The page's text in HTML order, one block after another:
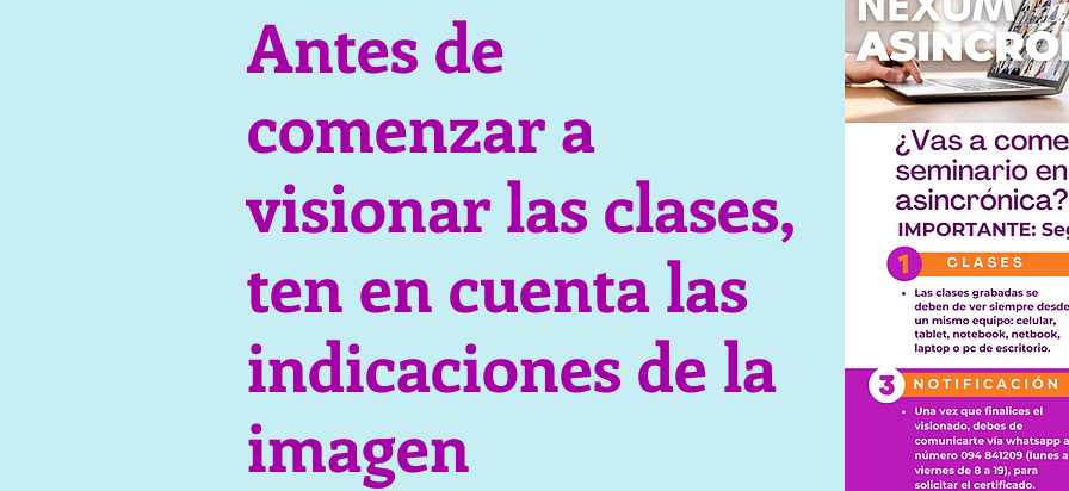
Antes de
comenzar a
visionar las clases,
ten en cuenta las
indicaciones de la
imagen